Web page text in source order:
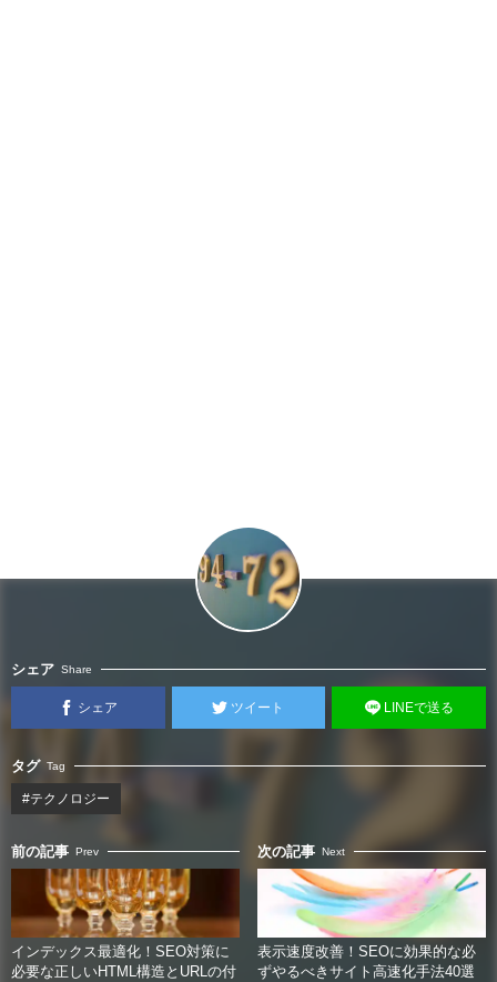
シェア Share
シェア ツイート LINEで送る
タグ Tag
#テクノロジー
前の記事 Prev
インデックス最適化！SEO対策に
必要な正しいHTML構造とURLの付
次の記事 Next
表示速度改善！SEOに効果的な必
ずやるべきサイト高速化手法40選